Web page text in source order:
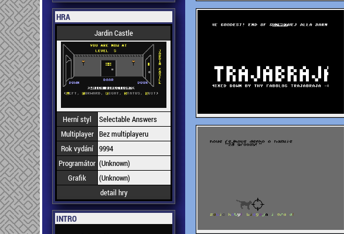
HRA
Jardin Castle
Herní styl
Selectable Answers
Multiplayer Bez multiplayeru
Rok vydání 9994
Programátor (Unknown)
Grafik
(Unknown)
detail hry
INTRO